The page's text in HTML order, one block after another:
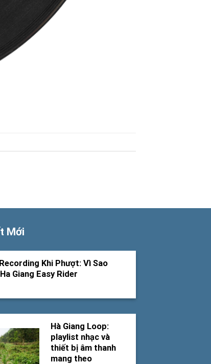
Mới
Khi Phượt: Vì Sao
Giang Easy Rider
Hà Giang Loop:
playlist nhạc và
thiết bị âm thanh
mang theo